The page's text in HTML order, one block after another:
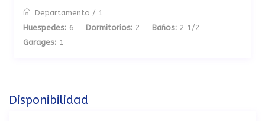
Departamento / 1
Huespedes: 6 Dormitorios: 2 Baños: 2 1/2
Garages: 1
Disponibilidad